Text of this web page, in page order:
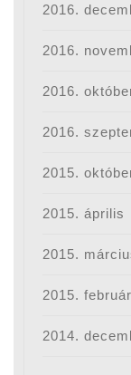
2016.
2016.
2016.
2016.
2015.
2015. április
2015.
2015. február
2014.